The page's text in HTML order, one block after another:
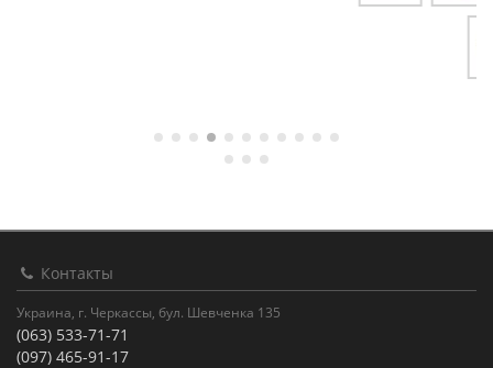
Контакты
Украина, г. Черкассы, бул. Шевченка 135
(063) 533-71-71
(097) 465-91-17